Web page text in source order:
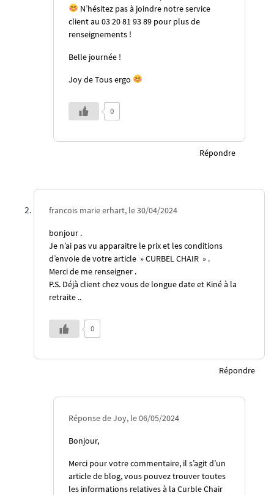
N’hésitez pas à joindre notre service
client au 03 20 81 93 89 pour plus de
renseignements !
Belle journée !
Joy de Tous ergo
0
Répondre
francois marie erhart, le 30/04/2024
bonjour .
Je n’ai pas vu apparaitre le prix et les conditions
d’envoie de votre article » CURBEL CHAIR » .
Merci de me renseigner .
P.S. Déjà client chez vous de longue date et Kiné à la
retraite ..
0
Répondre
Réponse de Joy, le 06/05/2024
Bonjour,
Merci pour votre commentaire, il s’agit d’un
article de blog, vous pouvez trouver toutes
les informations relatives à la Curble Chair